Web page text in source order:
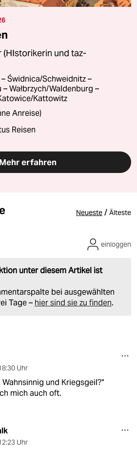
(HIstorikerin und taz-
Świdnica/Schweidnitz –
– Wałbrzych/Waldenburg –
Kattowitz
Anreise)
Reisen
Mehr erfahren
Neueste / Älteste
unter diesem Artikel ist
bei ausgewählten
Tage – hier sind sie zu finden.
einloggen
Uhr
Wahnsinnig und Kriegsgeil?"
mich auch oft.
Uhr